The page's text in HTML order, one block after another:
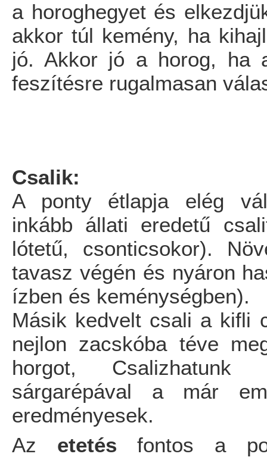
a horoghegyet és
akkor túl kemény, ha
jó. Akkor jó a horog, ha
feszítésre rugalmasan
Csalik:
A ponty étlapja elég
inkább állati eredetű
lótetű, csonticsokor).
tavasz végén és nyáron
ízben és keménységben).
Másik kedvelt csali a kifli
nejlon zacskóba téve
horgot,
sárgarépával a már
eredményesek.
Az etetésfontos a